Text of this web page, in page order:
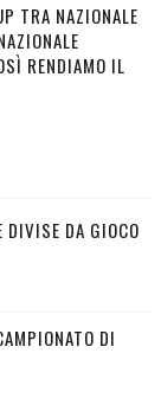
TRA NAZIONALE
RENDIAMO IL
DIVISE DA GIOCO
DI